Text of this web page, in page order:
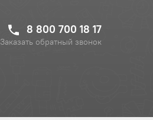
8 800 700 18 17
Заказать обратный звонок